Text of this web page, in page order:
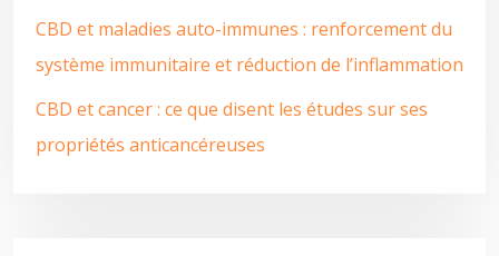
CBD et maladies auto-immunes : renforcement du
système immunitaire et réduction de l’inflammation
CBD et cancer : ce que disent les études sur ses
propriétés anticancéreuses